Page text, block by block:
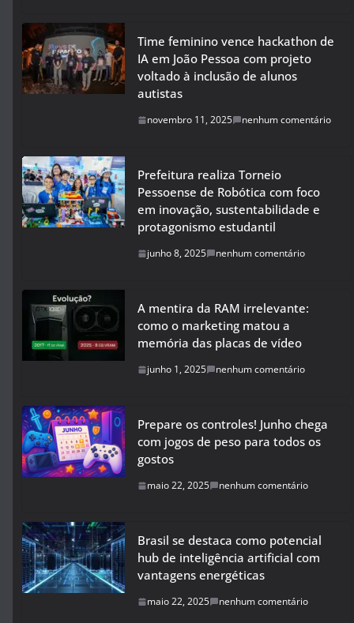
Time feminino vence hackathon de
IA em João Pessoa com projeto
voltado à inclusão de alunos
autistas
novembro 11, 2025 nenhum comentário
Prefeitura realiza Torneio
Pessoense de Robótica com foco
em inovação, sustentabilidade e
protagonismo estudantil
junho 8, 2025 nenhum comentário
A mentira da RAM irrelevante:
como o marketing matou a
memória das placas de vídeo
junho 1, 2025 nenhum comentário
Prepare os controles! Junho chega
com jogos de peso para todos os
gostos
maio 22, 2025 nenhum comentário
Brasil se destaca como potencial
hub de inteligência artificial com
vantagens energéticas
maio 22, 2025 nenhum comentário